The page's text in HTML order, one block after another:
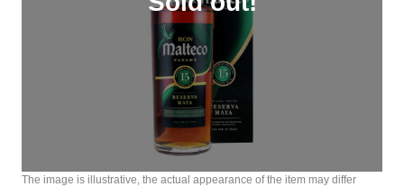
The image is illustrative, the actual appearance of the item may differ